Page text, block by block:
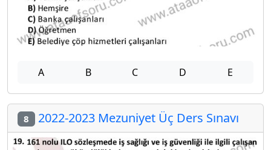
A B C D E
8 2022-2023 Mezuniyet Üç Ders Sınavı